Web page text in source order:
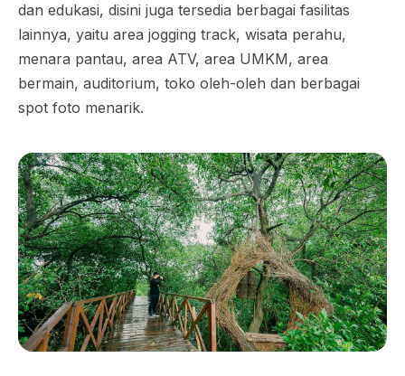
dan edukasi, disini juga tersedia berbagai fasilitas
lainnya, yaitu area jogging track, wisata perahu,
menara pantau, area ATV, area UMKM, area
bermain, auditorium, toko oleh-oleh dan berbagai
spot foto menarik.